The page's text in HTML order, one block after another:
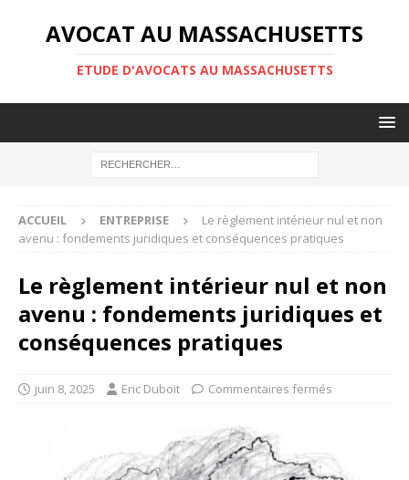
AVOCAT AU MASSACHUSETTS
ETUDE D'AVOCATS AU MASSACHUSETTS
ACCUEIL ENTREPRISE
Le règlement intérieur nul et non
avenu : fondements juridiques et conséquences pratiques
Le règlement intérieur nul et non
avenu : fondements juridiques et
conséquences pratiques
juin 8, 2025 Eric Duboit Commentaires fermés